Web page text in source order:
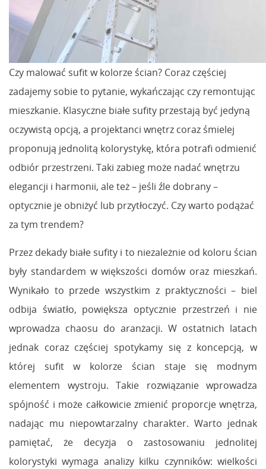
Czy malować sufit w kolorze ścian? Coraz częściej
zadajemy sobie to pytanie, wykańczając czy remontując
mieszkanie. Klasyczne białe sufity przestają być jedyną
oczywistą opcją, a projektanci wnętrz coraz śmielej
proponują jednolitą kolorystykę, która potrafi odmienić
odbiór przestrzeni. Taki zabieg może nadać wnętrzu
elegancji i harmonii, ale też – jeśli źle dobrany –
optycznie je obniżyć lub przytłoczyć. Czy warto podążać
za tym trendem?
Przez dekady białe sufity i to niezależnie od koloru ścian
były standardem w większości domów oraz mieszkań.
Wynikało to przede wszystkim z praktyczności – biel
odbija światło, powiększa optycznie przestrzeń i nie
wprowadza chaosu do aranżacji. W ostatnich latach
jednak coraz częściej spotykamy się z koncepcją, w
której sufit w kolorze ścian staje się modnym
elementem wystroju. Takie rozwiązanie wprowadza
spójność i może całkowicie zmienić proporcje wnętrza,
nadając mu niepowtarzalny charakter. Warto jednak
pamiętać, że decyzja o zastosowaniu jednolitej
kolorystyki wymaga analizy kilku czynników: wielkości